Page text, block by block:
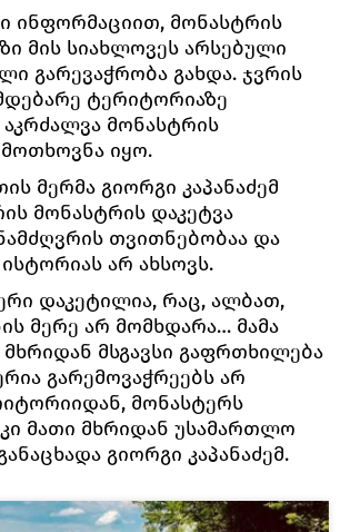
ინფორმაციით, მონასტრის
მის სიახლოვეს არსებული
გარევაჭრობა გახდა. ჯვრის
ტერიტორიაზე
მონასტრის
იყო.
მერმა გიორგი კაპანაძემ
მონასტრის დაკეტვა
თვითნებობაა და
არ ახსოვს.
დაკეტილია, რაც, ალბათ,
მერე არ მომხდარა… მამა
მსგავსი გაფრთხილება
გარემოვაჭრეებს არ
მონასტერს
მათი მხრიდან უსამართლო
გიორგი კაპანაძემ.